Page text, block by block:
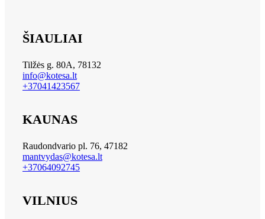
ŠIAULIAI
Tilžės g. 80A, 78132
info@kotesa.lt
+37041423567
KAUNAS
Raudondvario pl. 76, 47182
mantvydas@kotesa.lt
+37064092745
VILNIUS